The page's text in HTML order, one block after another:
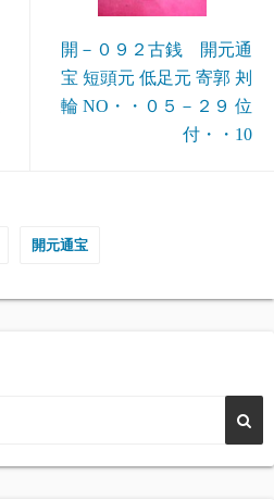
開－０９２古銭 開元通
宝 短頭元 低足元 寄郭 刔
輪 NO・・０５－２９ 位
付・・10
開元通宝